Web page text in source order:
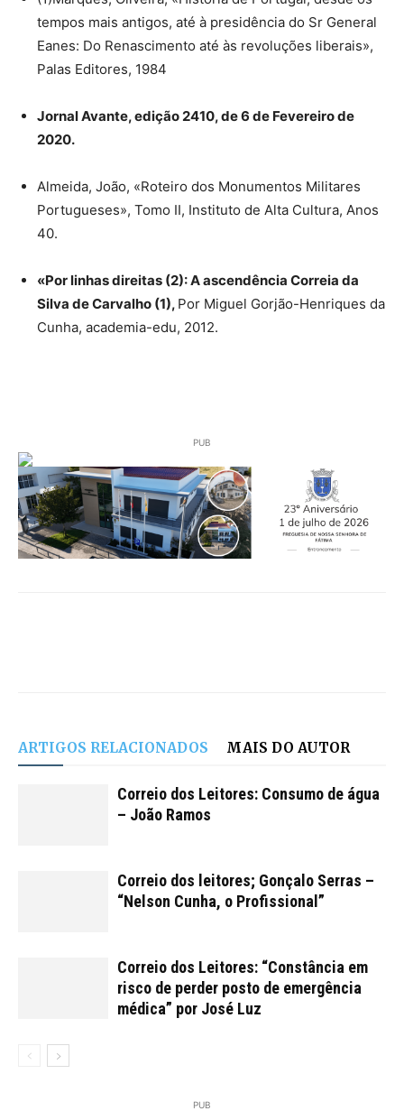
tempos mais antigos, até à presidência do Sr General
Eanes: Do Renascimento até às revoluções liberais»,
Palas Editores, 1984
Jornal Avante, edição 2410, de 6 de Fevereiro de
2020.
Almeida, João, «Roteiro dos Monumentos Militares
Portugueses», Tomo II, Instituto de Alta Cultura, Anos
40.
«Por linhas direitas (2): A ascendência Correia da
Silva de Carvalho (1), Por Miguel Gorjão-Henriques da
Cunha, academia-edu, 2012.
PUB
ARTIGOS RELACIONADOS MAIS DO AUTOR
Correio dos Leitores: Consumo de água
– João Ramos
Correio dos leitores; Gonçalo Serras –
“Nelson Cunha, o Profissional”
Correio dos Leitores: “Constância em
risco de perder posto de emergência
médica” por José Luz
PUB